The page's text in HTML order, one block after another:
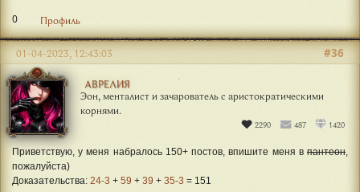
0 Профиль
АВРЕЛИЯ
Эон, менталист и зачарователь с аристократическими
корнями.
2290 487 1420
#36
01-04-2023, 12:43:03
Приветствую, у меня набралось 150+ постов, впишите меня в пантеон
пожалуйста)
Доказательства: 24-3 + 59 + 39 + 35-3 = 151